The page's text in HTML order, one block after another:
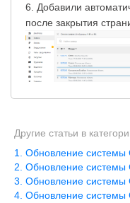
6. Добавили
после закрытия
Другие статьи в
Обновление системы
Обновление системы
Обновление системы
Обновление системы